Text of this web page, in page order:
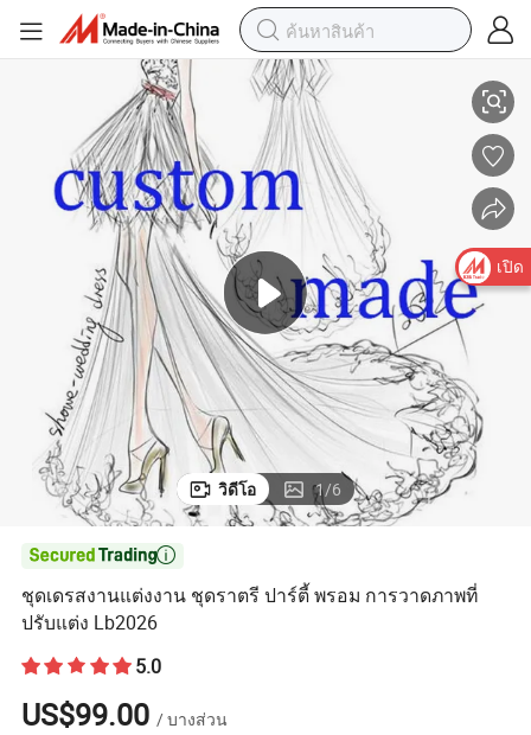
ชุดเดรสงานแต่งงาน ชุดราตรี ปาร์ตี้ พรอม การวาดภาพที่ปรับแต่ง Lb2026
วิดีโอ 1/6

ชุดเดรสงานแต่งงาน ชุดราตรี ปาร์ตี้ พรอม การวาดภาพที่
ปรับแต่ง Lb2026
5.0
US$99.00 /บางส่วน
เปิด